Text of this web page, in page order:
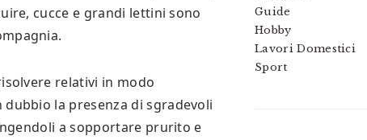
cucce e grandi lettini sono
relativi in modo
la presenza di sgradevoli
a sopportare prurito e
Guide
Hobby
Lavori Domestici
Sport